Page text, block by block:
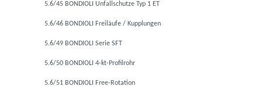
5.6/45 BONDIOLI Unfallschutze Typ 1 ET
5.6/46 BONDIOLI Freiläufe / Kupplungen
5.6/49 BONDIOLI Serie SFT
5.6/50 BONDIOLI 4-kt-Profilrohr
5.6/51 BONDIOLI Free-Rotation